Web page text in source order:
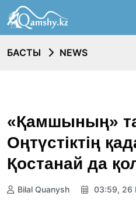
БАСТЫ NEWS
«Қамшының»
Оңтүстіктің
Қостанай да
Bilal Quanysh 03:59, 26